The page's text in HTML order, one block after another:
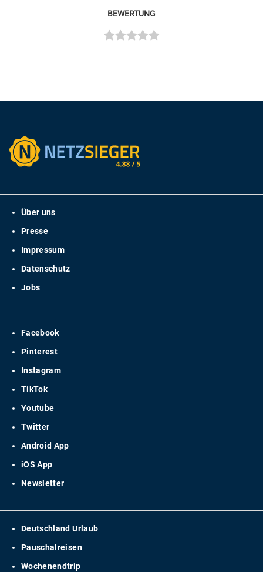
BEWERTUNG
Über uns
Presse
Impressum
Datenschutz
Jobs
Facebook
Pinterest
Instagram
TikTok
Youtube
Twitter
Android App
iOS App
Newsletter
Deutschland Urlaub
Pauschalreisen
Wochenendtrip